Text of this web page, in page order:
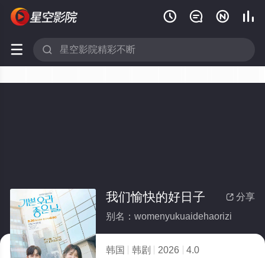
   
 
 分享
我们愉快的好日子
别名：womenyukuaidehaorizi
韩国 韩剧 2026
4.0